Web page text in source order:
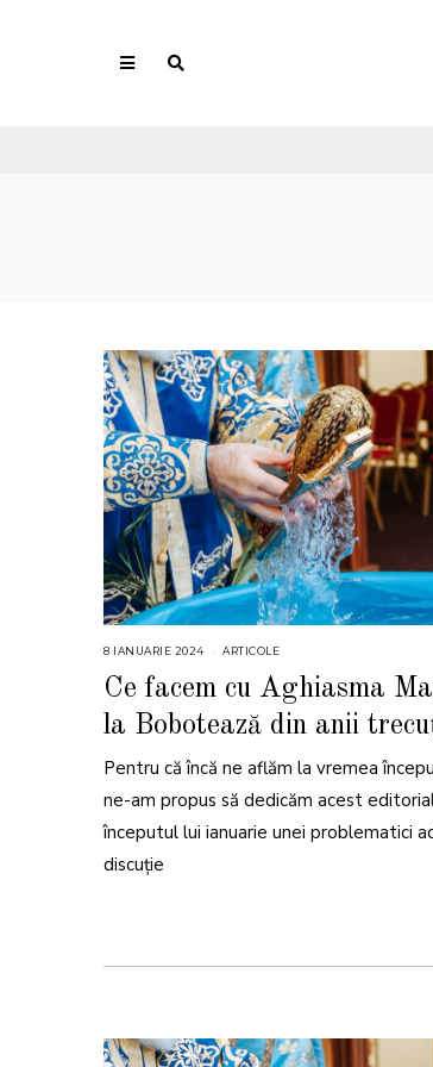
8 IANUARIE 2024
N
A
R
E
2
ARTICOLE
Ce facem cu Aghiasma
la Bobotează din anii
Pentru că încă ne aflăm la vremea
ne-am propus să dedicăm acest
începutul lui ianuarie unei problematici
discuție